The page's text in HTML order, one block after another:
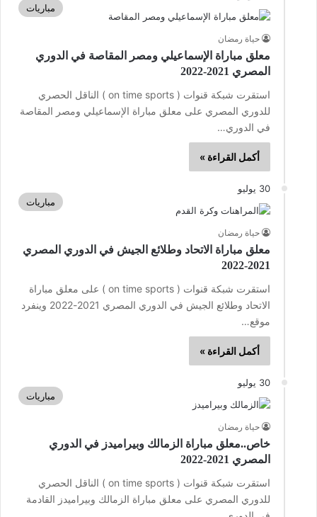
مباريات
حياة رمضان
معلق مباراة الإسماعيلي ومصر المقاصة في الدوري
المصري 2021-2022
استقرت شبكة قنوات ( on time sports ) الناقل الحصري
للدوري المصري على معلق مباراة الإسماعيلي ومصر المقاصة
في الدوري…
أكمل القراءة »
30 يوليو
مباريات
حياة رمضان
معلق مباراة الاتحاد وطلائع الجيش في الدوري المصري
2021-2022
استقرت شبكة قنوات ( on time sports ) على معلق مباراة
الاتحاد وطلائع الجيش في الدوري المصري 2021-2022 وينفرد
موقع…
أكمل القراءة »
30 يوليو
مباريات
حياة رمضان
خاص..معلق مباراة الزمالك وبيراميدز في الدوري
المصري 2021-2022
استقرت شبكة قنوات ( on time sports ) الناقل الحصري
للدوري المصري على معلق مباراة الزمالك وبيراميدز القادمة